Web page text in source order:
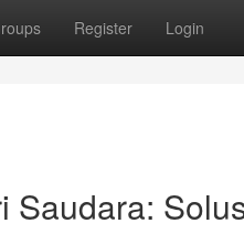
Register Login
Saudara: